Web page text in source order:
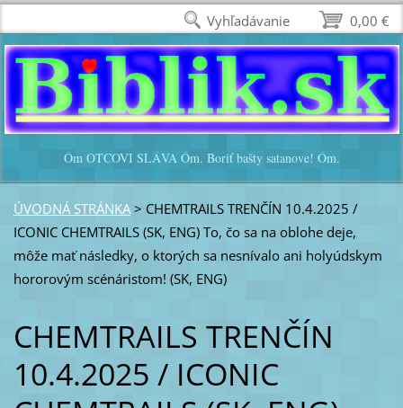
Óm OTCOVI SLÁVA Óm. Boriť bašty satanove! Óm.
ÚVODNÁ STRÁNKA > CHEMTRAILS TRENČÍN 10.4.2025 /
ICONIC CHEMTRAILS (SK, ENG) To, čo sa na oblohe deje,
môže mať následky, o ktorých sa nesnívalo ani holyúdskym
hororovým scénáristom! (SK, ENG)
CHEMTRAILS TRENČÍN
10.4.2025 / ICONIC
https://file.io/ 0,00 €
Vyhľadávanie